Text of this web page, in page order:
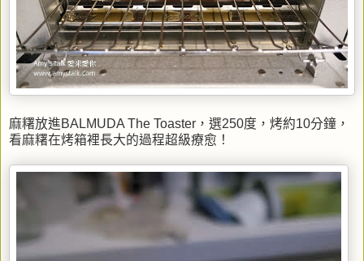
麻糬放進BALMUDA The Toaster，選250度，烤約10分鐘，
看麻糬在烤箱裡長大的過程超級療愈！